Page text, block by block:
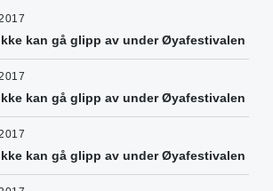
kan gå glipp av under Øyafestivalen
kan gå glipp av under Øyafestivalen
kan gå glipp av under Øyafestivalen